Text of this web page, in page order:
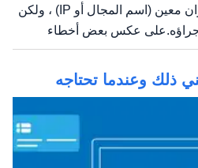
يخبرك أنه حاول الاتصال بعنوان معين (اسم المجال أو IP) ، ولكن
إجراؤه.على عكس بعض أخطاء
إبطاء الاستجابات أو الشهادات
الوصول - حتى أنه لا...